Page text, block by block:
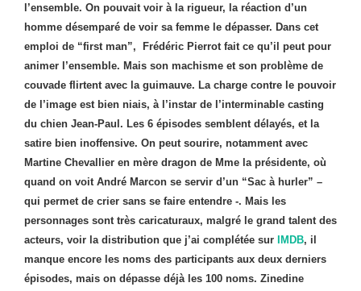
l’ensemble. On pouvait voir à la rigueur, la réaction d’un
homme désemparé de voir sa femme le dépasser. Dans cet
emploi de “first man”, Frédéric Pierrot fait ce qu’il peut pour
animer l’ensemble. Mais son machisme et son problème de
couvade flirtent avec la guimauve. La charge contre le pouvoir
de l’image est bien niais, à l’instar de l’interminable casting
du chien Jean-Paul. Les 6 épisodes semblent délayés, et la
satire bien inoffensive. On peut sourire, notamment avec
Martine Chevallier en mère dragon de Mme la présidente, où
quand on voit André Marcon se servir d’un “Sac à hurler” –
qui permet de crier sans se faire entendre -. Mais les
personnages sont très caricaturaux, malgré le grand talent des
acteurs, voir la distribution que j’ai complétée sur
IMDB, il
manque encore les noms des participants aux deux derniers
épisodes, mais on dépasse déjà les 100 noms. Zinedine